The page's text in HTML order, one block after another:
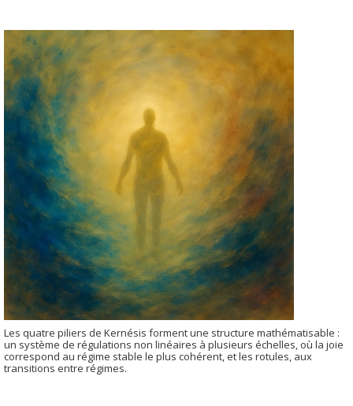
Les quatre piliers de Kernésis forment une structure mathématisable :
un système de régulations non linéaires à plusieurs échelles, où la joie
correspond au régime stable le plus cohérent, et les rotules, aux
transitions entre régimes.